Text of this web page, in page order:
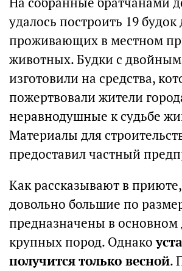
удалось построить 19 будок
проживающих в местном
животных. Будки с
изготовили на средства,
пожертвовали жители
неравнодушные к судьбе
Материалы для
предоставил частный
Как рассказывают в
довольно большие по
предназначены в основном
крупных пород. Однако
получится только весной.